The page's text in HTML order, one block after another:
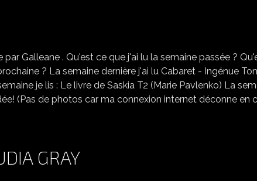
Galleane . Qu'est ce que j'ai lu la semaine passée ?
? La semaine dernière j'ai lu Cabaret - Ingénue
je lis : Le livre de Saskia T2 (Marie Pavlenko) La
(Pas de photos car ma connexion internet déconne en
GRAY